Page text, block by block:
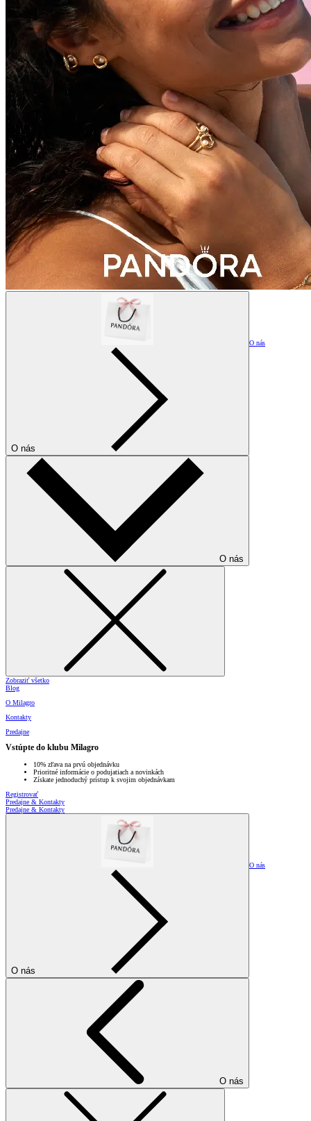
O nás
O nás
O nás
Zobraziť všetko
Blog
O Milagro
Kontakty
Predajne
Vstúpte do klubu Milagro
10% zľava na prvú objednávku
Prioritné informácie o podujatiach a novinkách
Získate jednoduchý prístup k svojim objednávkam
Registrovať
Predajne & Kontakty
Predajne & Kontakty
O nás
O nás
O nás